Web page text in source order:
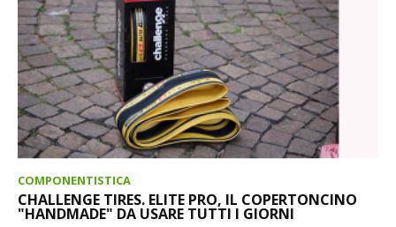
COMPONENTISTICA
CHALLENGE TIRES. ELITE PRO, IL COPERTONCINO
"HANDMADE" DA USARE TUTTI I GIORNI